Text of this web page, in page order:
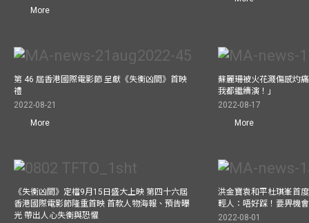
More
第 46 屆香港國際電影節 呈獻《失衡凶間》首映
禮
2022-08-21
More
蘇麗珊被火花濺傷感灼
我都繼續演！」
2022-08-17
More
《失衡凶間》定檔9月15日盛大上映 第四十六屆
香港國際電影節隆重首映 首款人物海報、預告曝
光 帶出人心失衡與恐懼
洪金寶袁和平杜琪峯首
輕人：唔好踩！要畀機
2022-08-01